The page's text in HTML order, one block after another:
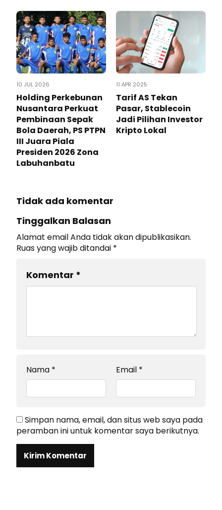
10 JUL 2026
Holding Perkebunan
Nusantara Perkuat
Pembinaan Sepak
Bola Daerah, PS PTPN
III Juara Piala
Presiden 2026 Zona
Labuhanbatu
11 APR 2025
Tarif AS Tekan
Pasar, Stablecoin
Jadi Pilihan Investor
Kripto Lokal
Tidak ada komentar
Tinggalkan Balasan
Alamat email Anda tidak akan dipublikasikan.
Ruas yang wajib ditandai *
Komentar *
Nama * Email *
Simpan nama, email, dan situs web saya pada
peramban ini untuk komentar saya berikutnya.